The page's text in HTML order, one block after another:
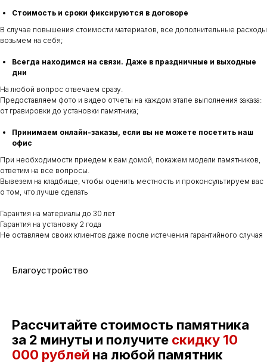
Стоимость и сроки фиксируются в договоре
В случае повышения стоимости материалов, все дополнительные расходы
возьмем на себя;
Всегда находимся на связи. Даже в праздничные и выходные
дни
На любой вопрос отвечаем сразу.
Предоставляем фото и видео отчеты на каждом этапе выполнения заказа:
от гравировки до установки памятника;
Принимаем онлайн-заказы, если вы не можете посетить наш
офис
При необходимости приедем к вам домой, покажем модели памятников,
ответим на все вопросы.
Вывезем на кладбище, чтобы оценить местность и проконсультируем вас
о том, что лучше сделать
Гарантия на материалы до 30 лет
Гарантия на установку 2 года
Не оставляем своих клиентов даже после истечения гарантийного случая
Благоустройство
Рассчитайте стоимость памятника
за 2 минуты и получите скидку 10
000 рублей на любой памятник